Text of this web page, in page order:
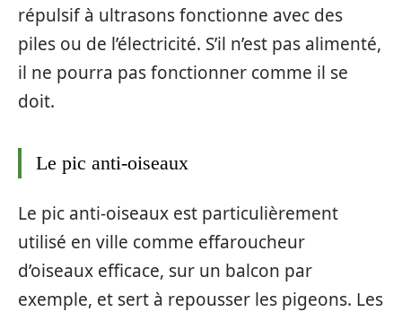
répulsif à ultrasons fonctionne avec des
piles ou de l’électricité. S’il n’est pas alimenté,
il ne pourra pas fonctionner comme il se
doit.
Le pic anti-oiseaux
Le pic anti-oiseaux est particulièrement
utilisé en ville comme effaroucheur
d’oiseaux efficace, sur un balcon par
exemple, et sert à repousser les pigeons. Les